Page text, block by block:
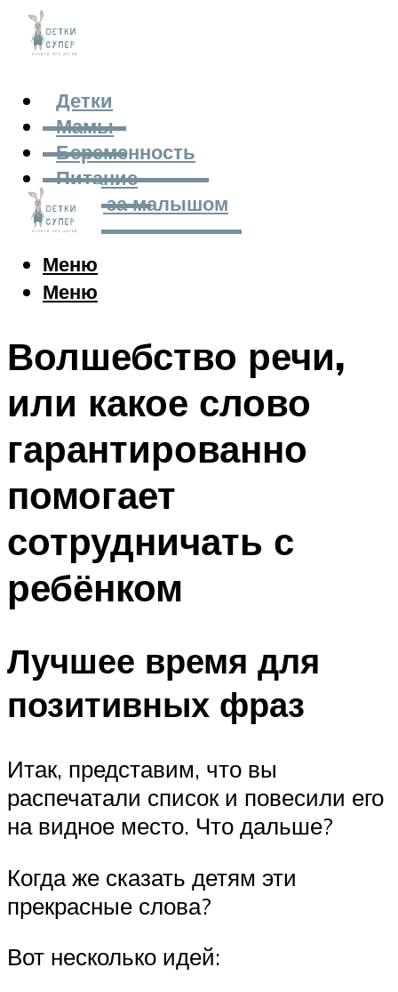
Детки
Мамы
Беременность
Питание
Уход за малышом
Меню
Меню
Волшебство речи,
или какое слово
гарантированно
помогает
сотрудничать с
ребёнком
Лучшее время для
позитивных фраз
Итак, представим, что вы
распечатали список и повесили его
на видное место. Что дальше?
Когда же сказать детям эти
прекрасные слова?
Вот несколько идей: